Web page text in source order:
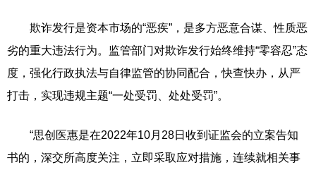
欺诈发行是资本市场的“恶疾”，是多方恶意合谋、性质恶
劣的重大违法行为。监管部门对欺诈发行始终维持“零容忍”态
度，强化行政执法与自律监管的协同配合，快查快办，从严
打击，实现违规主题“一处受罚、处处受罚”。
“思创医惠是在2022年10月28日收到证监会的立案告知
书的，深交所高度关注，立即采取应对措施，连续就相关事